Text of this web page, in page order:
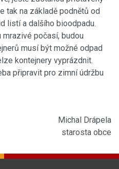
tak na základě podnětů od
listí a dalšího bioodpadu.
počasí, budou
musí být možné odpad
kontejnery vyprázdnit.
připravit pro zimní údržbu
Michal Drápela
starosta obce